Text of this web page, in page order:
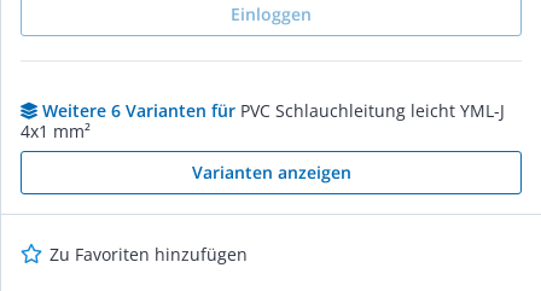
Einloggen
Weitere 6 Varianten für PVC Schlauchleitung leicht YML-J
4x1 mm²
Varianten anzeigen
Zu Favoriten hinzufügen